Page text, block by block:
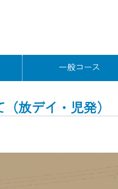
一般コース
小学生コース
放デイ・児発）